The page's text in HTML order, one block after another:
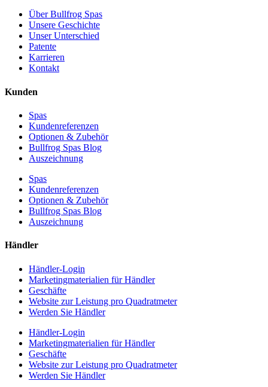
Über Bullfrog Spas
Unsere Geschichte
Unser Unterschied
Patente
Karrieren
Kontakt
Kunden
Spas
Kundenreferenzen
Optionen & Zubehör
Bullfrog Spas Blog
Auszeichnung
Spas
Kundenreferenzen
Optionen & Zubehör
Bullfrog Spas Blog
Auszeichnung
Händler
Händler-Login
Marketingmaterialien für Händler
Geschäfte
Website zur Leistung pro Quadratmeter
Werden Sie Händler
Händler-Login
Marketingmaterialien für Händler
Geschäfte
Website zur Leistung pro Quadratmeter
Werden Sie Händler